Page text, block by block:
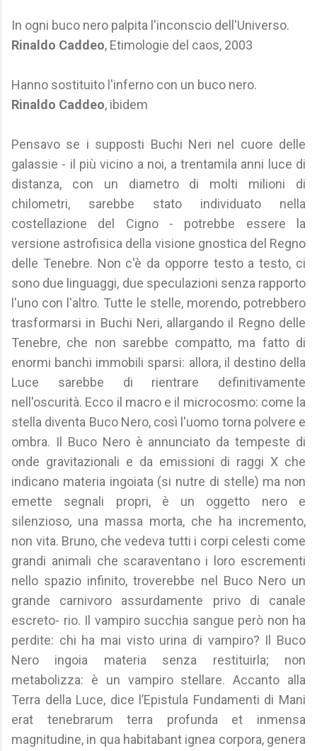
In ogni buco nero palpita l'inconscio dell'Universo.
Rinaldo Caddeo, Etimologie del caos, 2003
Hanno sostituito l'inferno con un buco nero.
Rinaldo Caddeo, ibidem
Pensavo se i supposti Buchi Neri nel cuore delle
galassie - il più vicino a noi, a trentamila anni luce di
distanza, con un diametro di molti milioni di
chilometri, sarebbe stato individuato nella
costellazione del Cigno - potrebbe essere la
versione astrofisica della visione gnostica del Regno
delle Tenebre. Non c'è da opporre testo a testo, ci
sono due linguaggi, due speculazioni senza rapporto
l'uno con l'altro. Tutte le stelle, morendo, potrebbero
trasformarsi in Buchi Neri, allargando il Regno delle
Tenebre, che non sarebbe compatto, ma fatto di
enormi banchi immobili sparsi: allora, il destino della
Luce sarebbe di rientrare definitivamente
nell'oscurità. Ecco il macro e il microcosmo: come la
stella diventa Buco Nero, così l'uomo torna polvere e
ombra. Il Buco Nero è annunciato da tempeste di
onde gravitazionali e da emissioni di raggi X che
indicano materia ingoiata (si nutre di stelle) ma non
emette segnali propri, è un oggetto nero e
silenzioso, una massa morta, che ha incremento,
non vita. Bruno, che vedeva tutti i corpi celesti come
grandi animali che scaraventano i loro escrementi
nello spazio infinito, troverebbe nel Buco Nero un
grande carnivoro assurdamente privo di canale
escreto- rio. Il vampiro succhia sangue però non ha
perdite: chi ha mai visto urina di vampiro? Il Buco
Nero ingoia materia senza restituirla; non
metabolizza: è un vampiro stellare. Accanto alla
Terra della Luce, dice l’Epistula Fundamenti di Mani
erat tenebrarum terra profunda et inmensa
magnitudine, in qua habitabant ignea corpora, genera